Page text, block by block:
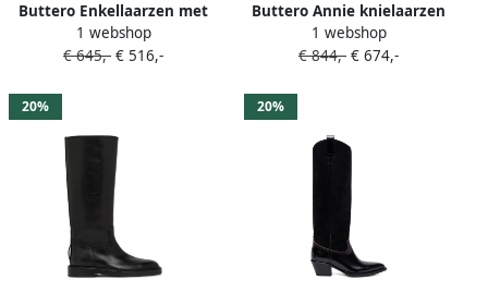
Buttero Enkellaarzen met
rits Bruin
1 webshop
€ 645,- € 516,-
Buttero Annie knielaarzen
met Western-stijl en treklus
Bruin
1 webshop
€ 844,- € 674,-
20% 20%